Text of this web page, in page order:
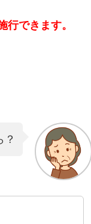
できます。
？